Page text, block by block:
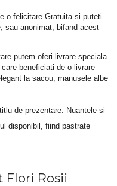
o felicitare Gratuita si puteti
sau anonimat, bifand acest
putem oferi livrare speciala
beneficiati de o livrare
la sacou, manusele albe
de prezentare. Nuantele si
disponibil, fiind pastrate
Flori Rosii